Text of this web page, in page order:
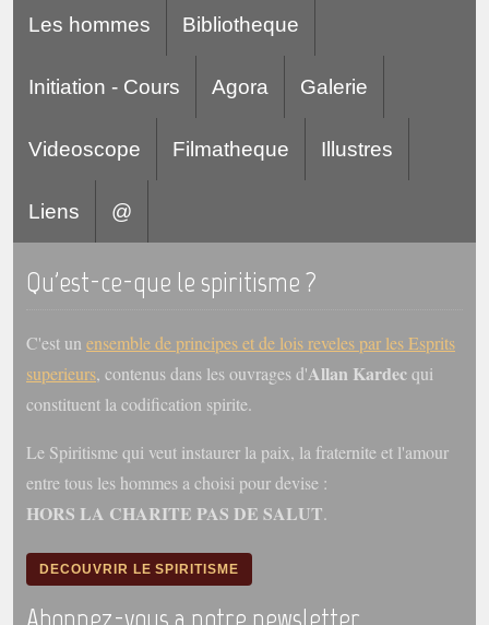
Les hommes Bibliotheque
Initiation - Cours Agora Galerie
Videoscope Filmatheque Illustres
Liens @
Qu'est-ce-que le spiritisme ?
C'est un ensemble de principes et de lois reveles par les Esprits
superieurs, contenus dans les ouvrages d'Allan Kardecqui
constituent la codification spirite.
Le Spiritisme qui veut instaurer la paix, la fraternite et l'amour
entre tous les hommes a choisi pour devise :
HORS LA CHARITE PAS DE SALUT.
DECOUVRIR LE SPIRITISME